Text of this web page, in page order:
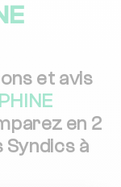
et avis
en 2
à